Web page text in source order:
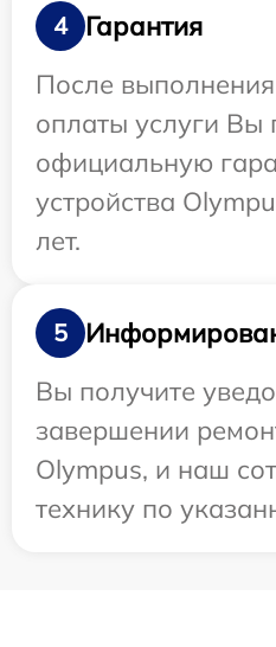
4
Гарантия
После
оплаты услуги Вы
официальную
устройства
лет.
5
Вы получите
завершении
Olympus, и наш
технику по